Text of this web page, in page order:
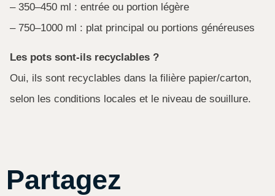
– 350–450 ml : entrée ou portion légère
– 750–1000 ml : plat principal ou portions généreuses
Les pots sont-ils recyclables ?
Oui, ils sont recyclables dans la filière papier/carton,
selon les conditions locales et le niveau de souillure.
Partagez